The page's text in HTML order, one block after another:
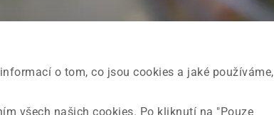
o tom, co jsou cookies a jaké používáme,
všech našich cookies. Po kliknutí na "Pouze